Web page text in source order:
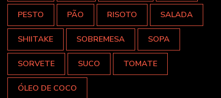
PESTO PÃO RISOTO SALADA
SHIITAKE SOBREMESA SOPA
SORVETE SUCO TOMATE
ÓLEO DE COCO